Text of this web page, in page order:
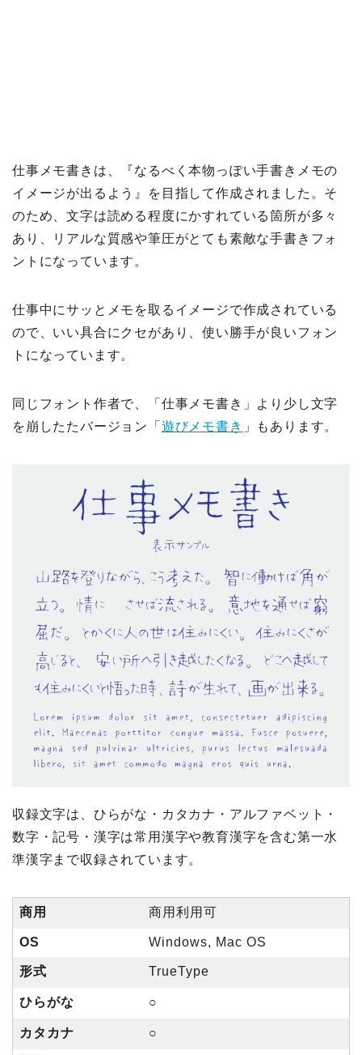
仕事メモ書きは、『なるべく本物っぽい手書きメモの
イメージが出るよう』を目指して作成されました。そ
のため、文字は読める程度にかすれている箇所が多々
あり、リアルな質感や筆圧がとても素敵な手書きフォ
ントになっています。
仕事中にサッとメモを取るイメージで作成されている
ので、いい具合にクセがあり、使い勝手が良いフォン
トになっています。
同じフォント作者で、「仕事メモ書き」より少し文字
を崩したたバージョン「 遊びメモ書き 」もあります。
収録文字は、ひらがな・カタカナ・アルファベット・
数字・記号・漢字は常用漢字や教育漢字を含む第一水
準漢字まで収録されています。
商用 商用利用可
OS Windows, Mac OS
形式 TrueType
ひらがな ○
カタカナ ○